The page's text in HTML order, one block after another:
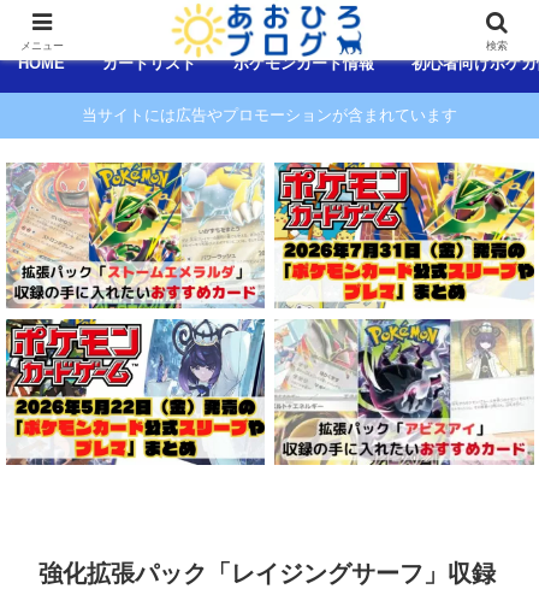
コンテンツへスキップ
HOME カードリスト ポケモンカード情報 初心者向けポケ
当サイトには広告やプロモーションが含まれています
強化拡張パック「レイジングサーフ」収録
メニュー 検索